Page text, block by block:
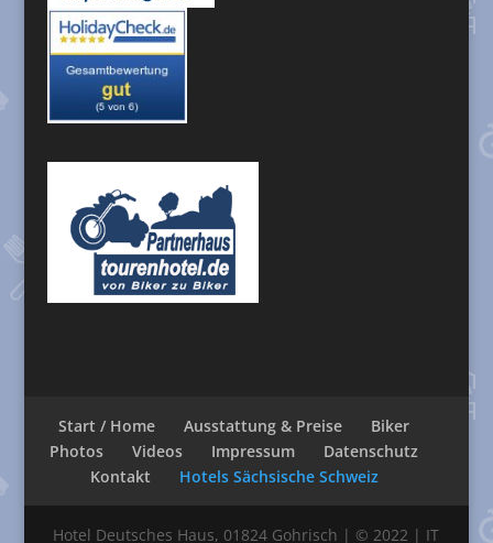
Start / Home Ausstattung & Preise
Biker
Photos
Videos Impressum
Datenschutz
Kontakt
Hotels Sächsische Schweiz
Hotel Deutsches Haus, 01824 Gohrisch | © 2022 | IT